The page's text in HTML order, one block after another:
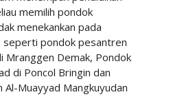
memilih pondok
menekankan pada
seperti pondok pesantren
Mranggen Demak, Pondok
di Poncol Bringin dan
Muayyad Mangkuyudan